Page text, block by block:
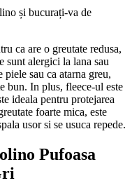
și bucurați-va de
ca are o greutate redusa,
sunt alergici la lana sau
piele sau ca atarna greu,
bun. In plus, fleece-ul este
ideala pentru protejarea
foarte mica, este
usor si se usuca repede.
Pufoasa